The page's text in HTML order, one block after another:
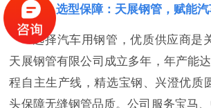
三、选型保障：天展钢管，赋能
选择汽车用钢管，优质供应商是
天展钢管有限公司成立多年，年产能
程自主生产线，精选宝钢、兴澄优质
头保障无缝钢管品质。公司服务宝马